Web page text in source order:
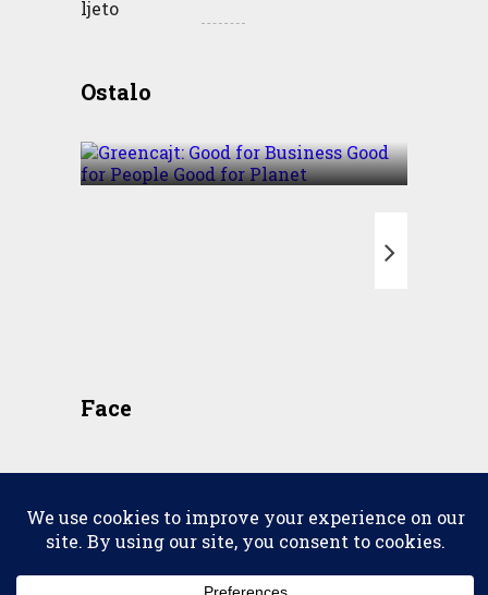
OstaloBusiness Good for People
Face